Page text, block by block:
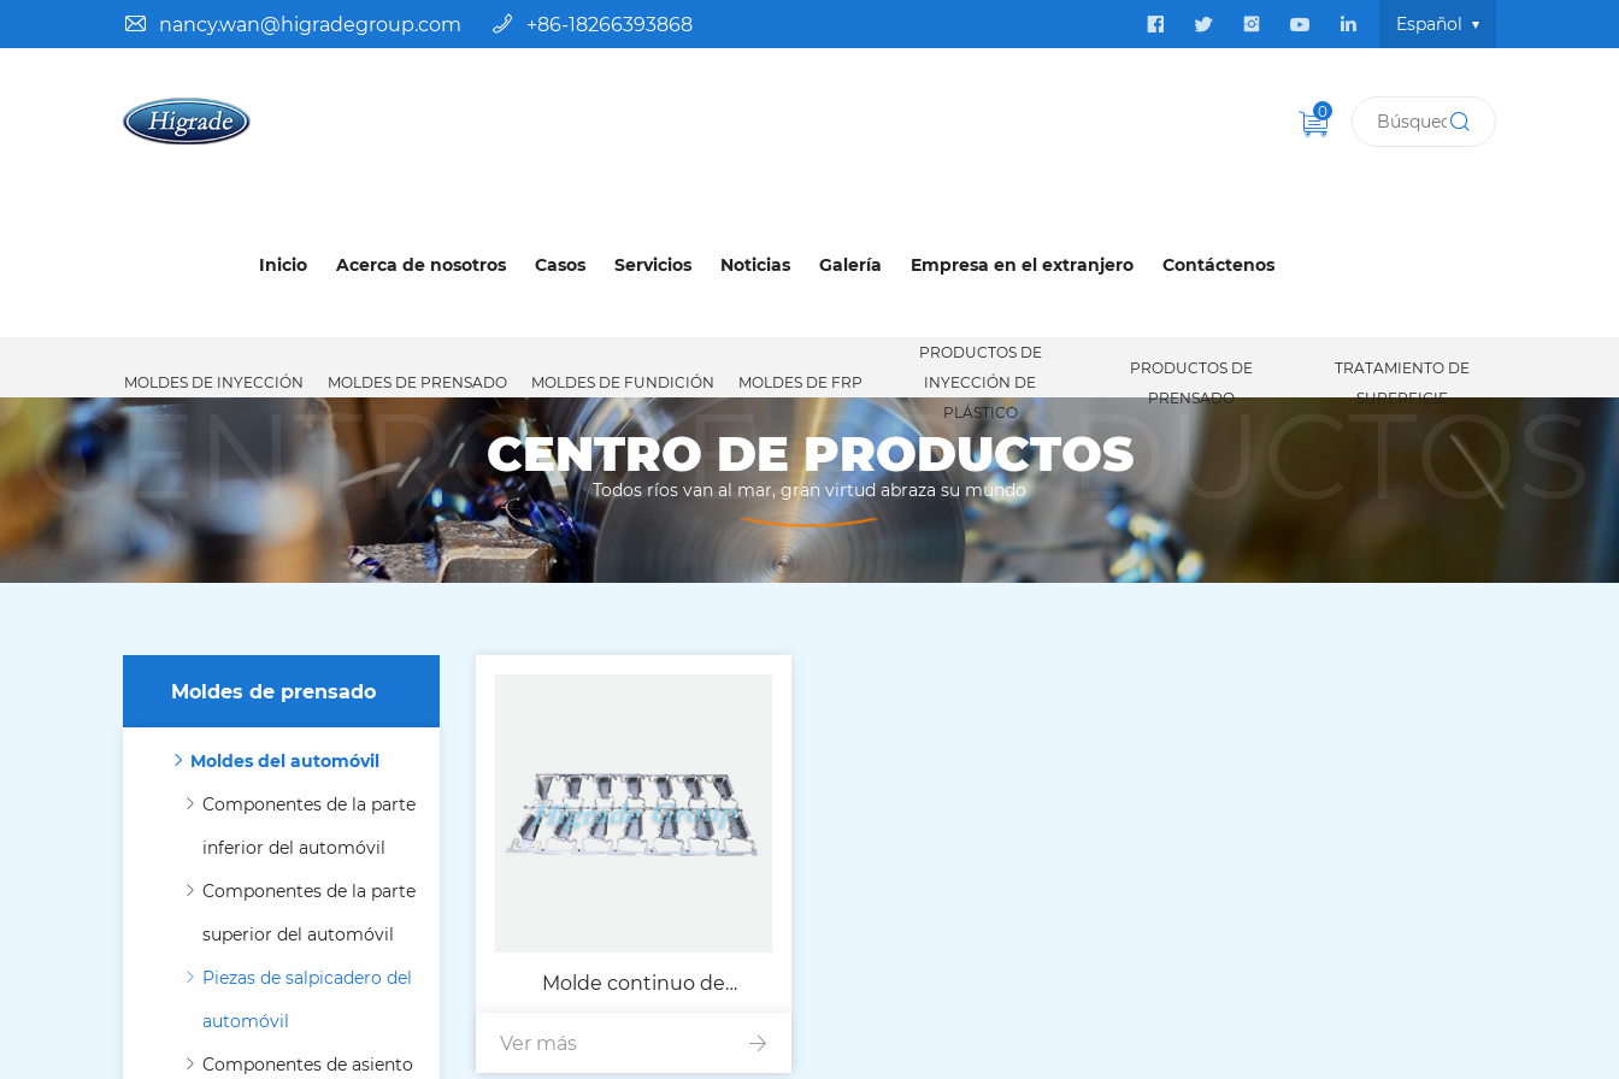
nancy.wan@higradegroup.com +86-18266393868 Español
0
Inicio Acerca de nosotros Casos Servicios Noticias Galería Empresa en el extranjero Contáctenos
MOLDES DE INYECCIÓN MOLDES DE PRENSADO MOLDES DE FUNDICIÓN MOLDES DE FRP
PRODUCTOS DE
INYECCIÓN DE
PLÁSTICO
PRODUCTOS DE
PRENSADO
TRATAMIENTO DE
SUPERFICIE
CENTRO DE PRODUCTOS
CENTRO DE PRODUCTOS
Todos ríos van al mar, gran virtud abraza su mundo
Moldes de prensado
Moldes del automóvil
Componentes de la parte
inferior del automóvil
Componentes de la parte
superior del automóvil
Piezas de salpicadero del
automóvil
Componentes de asiento
Molde continuo de
componentes para la viga
Ver más